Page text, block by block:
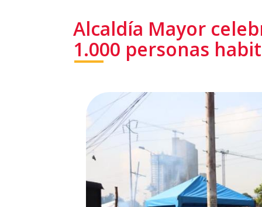
Alcaldía Mayor
1.000 personas